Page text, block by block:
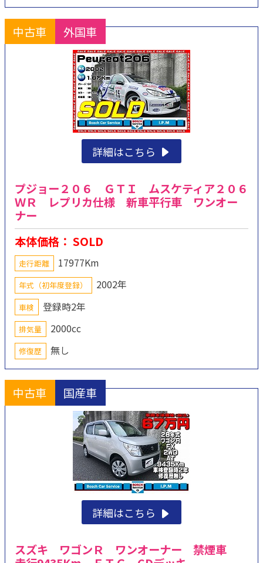
中古車 外国車
詳細はこちら
プジョー２０６ ＧＴＩ ムスケティア２０６
ＷＲ レプリカ仕様 新車平行車 ワンオー
ナー
本体価格： SOLD
走行距離 17977Km
年式（初年度登録） 2002年
車検 登録時2年
排気量 2000cc
修復歴 無し
中古車 国産車
詳細はこちら
スズキ ワゴンＲ ワンオーナー 禁煙車